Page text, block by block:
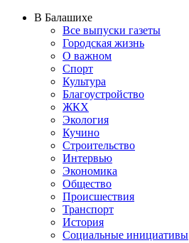
В Балашихе
Все выпуски газеты
Городская жизнь
О важном
Спорт
Культура
Благоустройство
ЖКХ
Экология
Кучино
Строительство
Интервью
Экономика
Общество
Происшествия
Транспорт
История
Социальные инициативы